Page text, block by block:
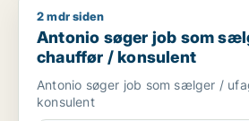
Antonio søger job som sælger /
2 mdr siden
Antonio søger job som
chauffør / konsulent
Antonio søger job som sælger /
konsulent